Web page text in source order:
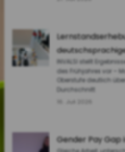
INVALSI stellt
des Frühjahres vor –
Oberstufe deutlich
Durchschnitt
Gender Pay Gap